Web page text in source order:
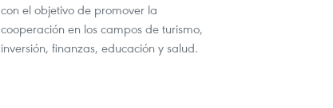
con el objetivo de promover la
cooperación en los campos de turismo,
inversión, finanzas, educación y salud.